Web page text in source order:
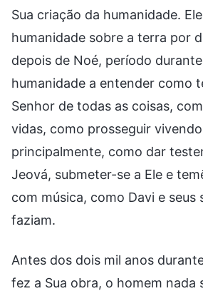
Sua criação da humanidade.
humanidade sobre a terra por
depois de Noé, período
humanidade a entender como
Senhor de todas as coisas,
vidas, como prosseguir
principalmente, como dar
Jeová, submeter-se a Ele e
com música, como Davi e seus
faziam.
Antes dos dois mil anos
fez a Sua obra, o homem nada